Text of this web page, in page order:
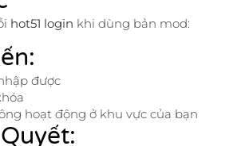
hot51 login khi dùng bản mod:
được
hoạt động ở khu vực của bạn